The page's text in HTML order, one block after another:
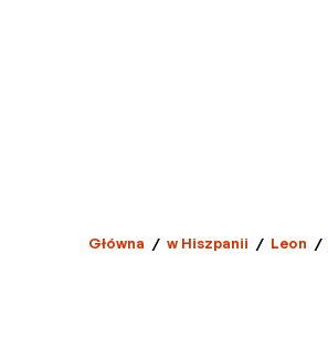
Główna / w Hiszpanii / Leon /